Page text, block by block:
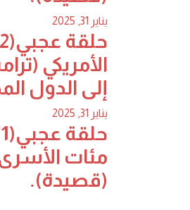
يناير 31, 2025
الأمريكي
إلى الدول
يناير 31, 2025
مئات
(قصيدة).